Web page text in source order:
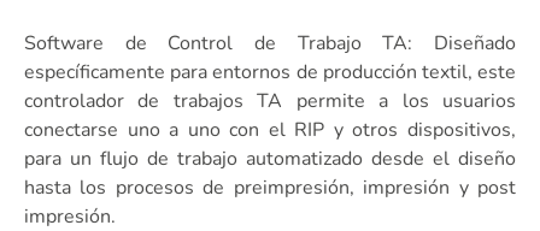
Software de Control de Trabajo TA: Diseñado
específicamente para entornos de producción textil, este
controlador de trabajos TA permite a los usuarios
conectarse uno a uno con el RIP y otros dispositivos,
para un flujo de trabajo automatizado desde el diseño
hasta los procesos de preimpresión, impresión y post
impresión.